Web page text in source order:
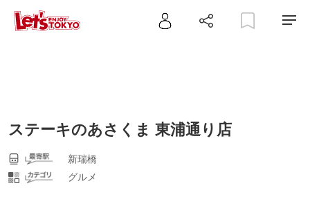
ステーキのあさくま 東浦通り店
新瑞橋
グルメ